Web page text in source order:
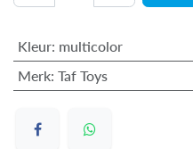
Kleur: multicolor
Merk: Taf Toys